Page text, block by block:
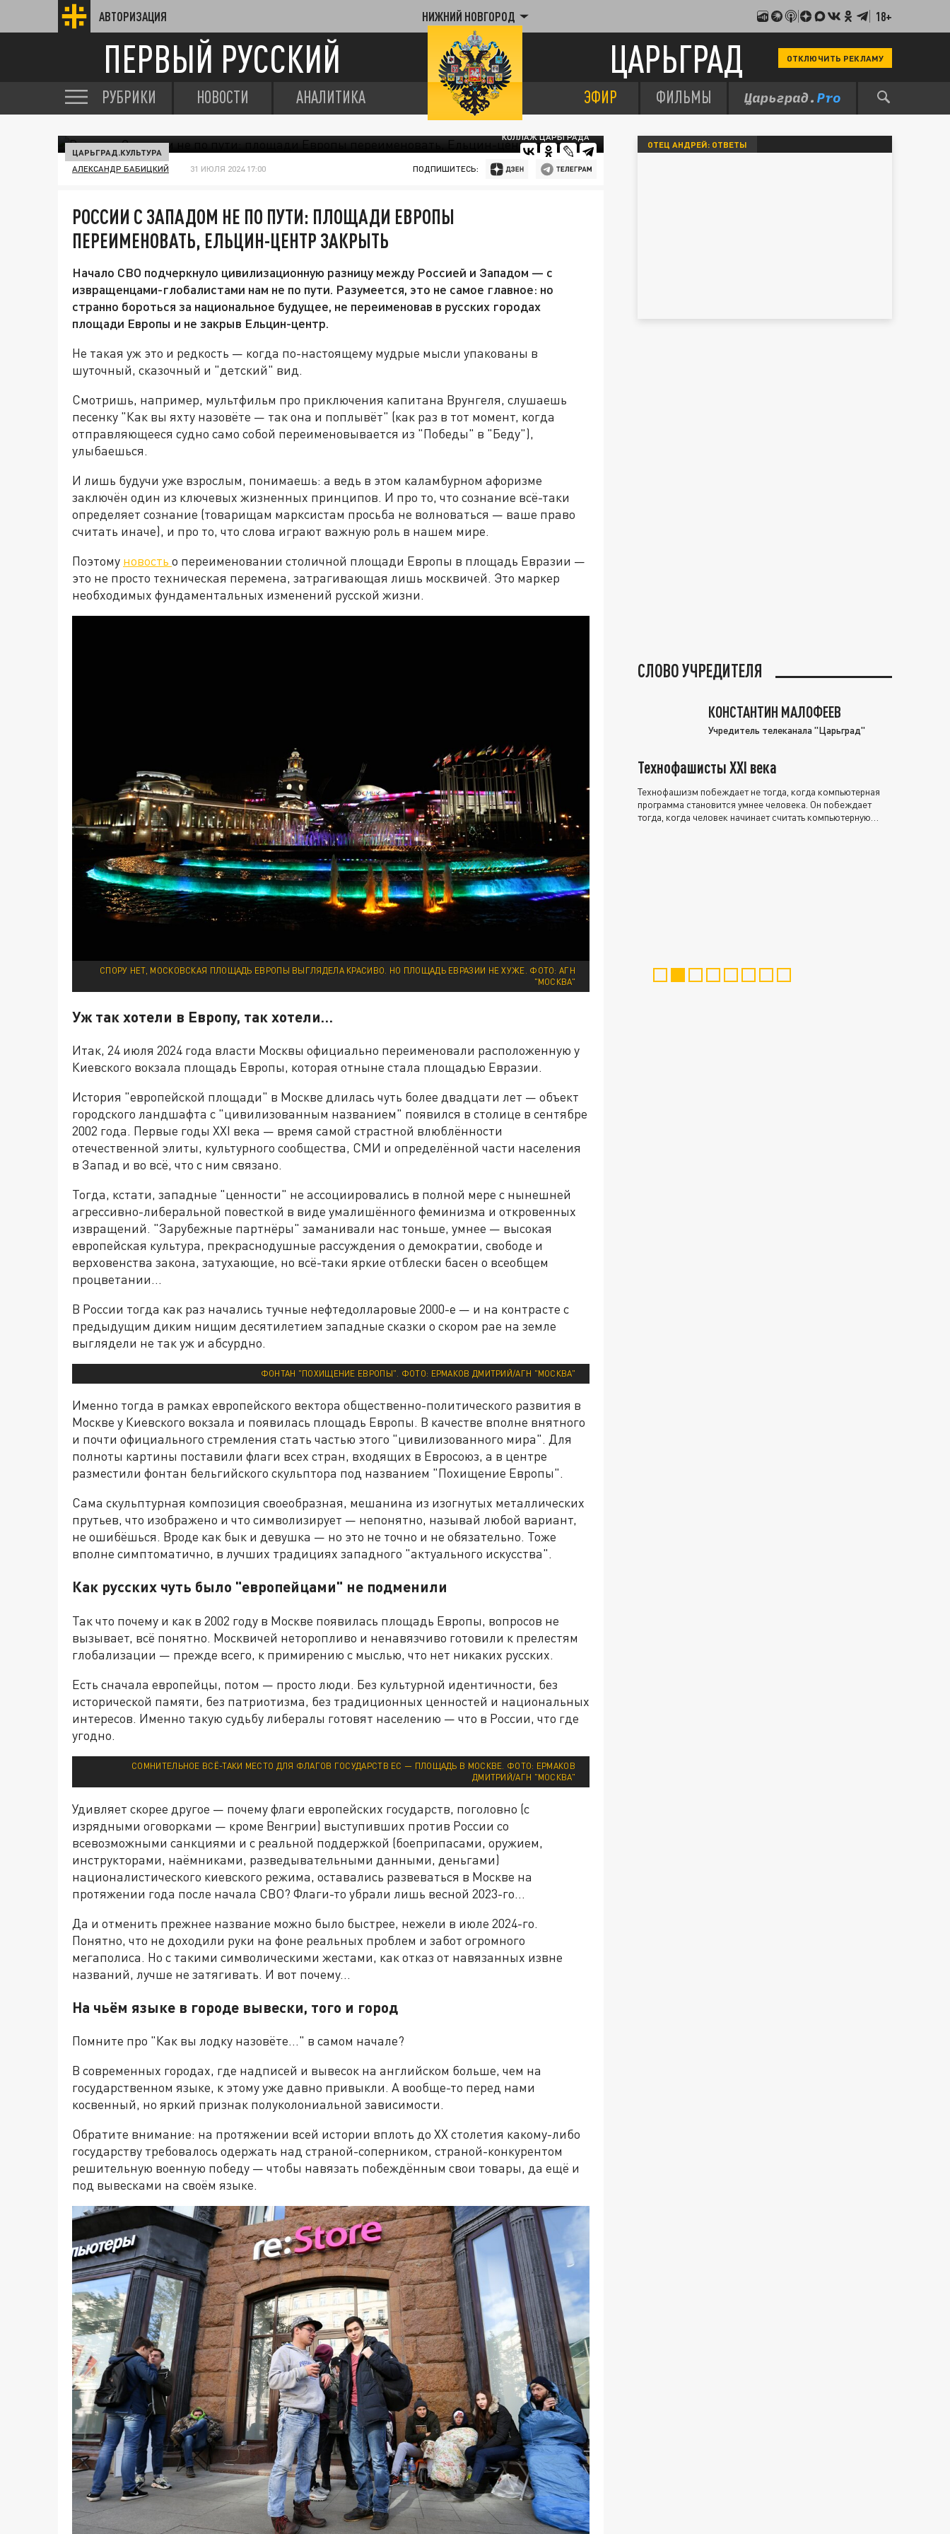
АВТОРИЗАЦИЯ НИЖНИЙ НОВГОРОД 18+
ПЕРВЫЙ РУССКИЙ ЦАРЬГРАД ОТКЛЮЧИТЬ РЕКЛАМУ
РУБРИКИ НОВОСТИ АНАЛИТИКА ЭФИР ФИЛЬМЫ
КОЛЛАЖ ЦАРЬГРАДА
ЦАРЬГРАД.КУЛЬТУРА
АЛЕКСАНДР БАБИЦКИЙ 31 ИЮЛЯ 2024 17:00 ПОДПИШИТЕСЬ:
РОССИИ С ЗАПАДОМ НЕ ПО ПУТИ: ПЛОЩАДИ ЕВРОПЫ
ПЕРЕИМЕНОВАТЬ, ЕЛЬЦИН-ЦЕНТР ЗАКРЫТЬ
Начало СВО подчеркнуло цивилизационную разницу между Россией и Западом — с
извращенцами-глобалистами нам не по пути. Разумеется, это не самое главное: но
странно бороться за национальное будущее, не переименовав в русских городах
площади Европы и не закрыв Ельцин-центр.
Не такая уж это и редкость — когда по-настоящему мудрые мысли упакованы в
шуточный, сказочный и "детский" вид.
Смотришь, например, мультфильм про приключения капитана Врунгеля, слушаешь
песенку "Как вы яхту назовёте — так она и поплывёт" (как раз в тот момент, когда
отправляющееся судно само собой переименовывается из "Победы" в "Беду"),
улыбаешься.
И лишь будучи уже взрослым, понимаешь: а ведь в этом каламбурном афоризме
заключён один из ключевых жизненных принципов. И про то, что сознание всё-таки
определяет сознание (товарищам марксистам просьба не волноваться — ваше право
считать иначе), и про то, что слова играют важную роль в нашем мире.
Поэтому новость о переименовании столичной площади Европы в площадь Евразии —
это не просто техническая перемена, затрагивающая лишь москвичей. Это маркер
необходимых фундаментальных изменений русской жизни.
СПОРУ НЕТ, МОСКОВСКАЯ ПЛОЩАДЬ ЕВРОПЫ ВЫГЛЯДЕЛА КРАСИВО. НО ПЛОЩАДЬ ЕВРАЗИИ НЕ ХУЖЕ. ФОТО: АГН
"МОСКВА"
Уж так хотели в Европу, так хотели…
Итак, 24 июля 2024 года власти Москвы официально переименовали расположенную у
Киевского вокзала площадь Европы, которая отныне стала площадью Евразии.
История "европейской площади" в Москве длилась чуть более двадцати лет — объект
городского ландшафта с "цивилизованным названием" появился в столице в сентябре
2002 года. Первые годы XXI века — время самой страстной влюблённости
отечественной элиты, культурного сообщества, СМИ и определённой части населения
в Запад и во всё, что с ним связано.
Тогда, кстати, западные "ценности" не ассоциировались в полной мере с нынешней
агрессивно-либеральной повесткой в виде умалишённого феминизма и откровенных
извращений. "Зарубежные партнёры" заманивали нас тоньше, умнее — высокая
европейская культура, прекраснодушные рассуждения о демократии, свободе и
верховенства закона, затухающие, но всё-таки яркие отблески басен о всеобщем
процветании…
В России тогда как раз начались тучные нефтедолларовые 2000-е — и на контрасте с
предыдущим диким нищим десятилетием западные сказки о скором рае на земле
выглядели не так уж и абсурдно.
ФОНТАН "ПОХИЩЕНИЕ ЕВРОПЫ". ФОТО: ЕРМАКОВ ДМИТРИЙ/АГН "МОСКВА"
Именно тогда в рамках европейского вектора общественно-политического развития в
Москве у Киевского вокзала и появилась площадь Европы. В качестве вполне внятного
и почти официального стремления стать частью этого "цивилизованного мира". Для
полноты картины поставили флаги всех стран, входящих в Евросоюз, а в центре
разместили фонтан бельгийского скульптора под названием "Похищение Европы".
Сама скульптурная композиция своеобразная, мешанина из изогнутых металлических
прутьев, что изображено и что символизирует — непонятно, называй любой вариант,
не ошибёшься. Вроде как бык и девушка — но это не точно и не обязательно. Тоже
вполне симптоматично, в лучших традициях западного "актуального искусства".
Как русских чуть было "европейцами" не подменили
Так что почему и как в 2002 году в Москве появилась площадь Европы, вопросов не
вызывает, всё понятно. Москвичей неторопливо и ненавязчиво готовили к прелестям
глобализации — прежде всего, к примирению с мыслью, что нет никаких русских.
Есть сначала европейцы, потом — просто люди. Без культурной идентичности, без
исторической памяти, без патриотизма, без традиционных ценностей и национальных
интересов. Именно такую судьбу либералы готовят населению — что в России, что где
угодно.
СОМНИТЕЛЬНОЕ ВСЁ-ТАКИ МЕСТО ДЛЯ ФЛАГОВ ГОСУДАРСТВ ЕС — ПЛОЩАДЬ В МОСКВЕ. ФОТО: ЕРМАКОВ
ДМИТРИЙ/АГН "МОСКВА"
Удивляет скорее другое — почему флаги европейских государств, поголовно (с
изрядными оговорками — кроме Венгрии) выступивших против России со
всевозможными санкциями и с реальной поддержкой (боеприпасами, оружием,
инструкторами, наёмниками, разведывательными данными, деньгами)
националистического киевского режима, оставались развеваться в Москве на
протяжении года после начала СВО? Флаги-то убрали лишь весной 2023-го…
Да и отменить прежнее название можно было быстрее, нежели в июле 2024-го.
Понятно, что не доходили руки на фоне реальных проблем и забот огромного
мегаполиса. Но с такими символическими жестами, как отказ от навязанных извне
названий, лучше не затягивать. И вот почему…
На чьём языке в городе вывески, того и город
Помните про "Как вы лодку назовёте…" в самом начале?
В современных городах, где надписей и вывесок на английском больше, чем на
государственном языке, к этому уже давно привыкли. А вообще-то перед нами
косвенный, но яркий признак полуколониальной зависимости.
Обратите внимание: на протяжении всей истории вплоть до XX столетия какому-либо
государству требовалось одержать над страной-соперником, страной-конкурентом
решительную военную победу — чтобы навязать побеждённым свои товары, да ещё и
под вывесками на своём языке.
ОТЕЦ АНДРЕЙ: ОТВЕТЫ
СЛОВО УЧРЕДИТЕЛЯ
КОНСТАНТИН МАЛОФЕЕВ
Учредитель телеканала "Царьград"
Технофашисты XXI века
Технофашизм побеждает не тогда, когда компьютерная
программа становится умнее человека. Он побеждает
тогда, когда человек начинает считать компьютерную